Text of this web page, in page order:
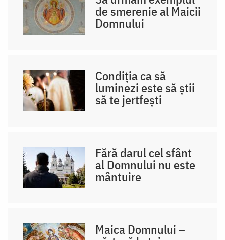
de smerenie al Maicii
Domnului
Condiția ca să
luminezi este să știi
să te jertfești
Fără darul cel sfânt
al Domnului nu este
mântuire
Maica Domnului –